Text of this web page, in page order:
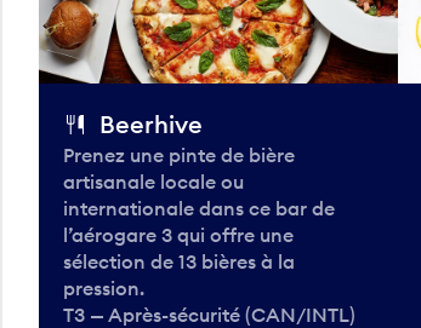
Beerhive
Prenez une pinte de bière
artisanale locale ou
internationale dans ce bar de
l’aérogare 3 qui offre une
sélection de 13 bières à la
pression.
T3 — Après-sécurité (CAN/INTL)